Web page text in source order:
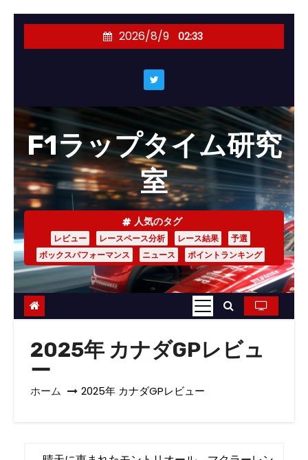
ス
キ
ッ
プ
2026/8/9 02:33
F1ラップタイム研究
室
人気のタグ
レビュー レースペース分析 レース結果
予選
ボックスパフォーマンス
ニュース ポイントランキング
2025年 カナダGPレビュ
ー
ホーム 2025年 カナダGPレビュー